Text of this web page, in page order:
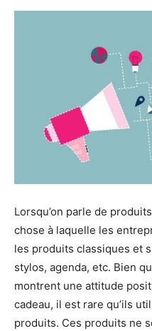
Lorsqu’on parle de
chose à laquelle les
les produits classiques et
stylos, agenda, etc. Bien
montrent une attitude
cadeau, il est rare qu’ils
produits. Ces produits ne